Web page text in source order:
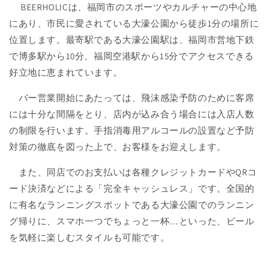
BEERHOLICは、福岡市のスポーツやカルチャーの中心地
にあり、市民に愛されている大濠公園から徒歩1分の場所に
位置します。最寄駅である大濠公園駅は、福岡市営地下鉄
で博多駅から10分、福岡空港駅から15分でアクセスできる
好立地に恵まれています。
バー営業開始にあたっては、飛沫感染予防のために客席
には十分な間隔をとり、店内が込み合う場合には入店人数
の制限を行います。手指消毒用アルコールの設置など予防
対策の徹底を図った上で、お客様をお迎えします。
また、同店でのお支払いは各種クレジットカードやQRコ
ード決済などによる「完全キャッシュレス」です。全国的
に有名なランニングスポットである大濠公園でのランニン
グ帰りに、スマホ一つでちょっと一杯…といった、ビール
を気軽に楽しむスタイルも可能です。